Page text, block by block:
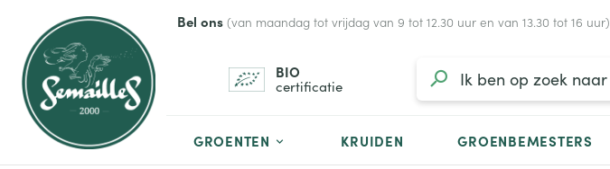
Bel ons (van maandag tot vrijdag van 9 tot 12.30 uur en van 13.30 tot 16 uur)
BIO
certificatie
GROENTEN KRUIDEN GROENBEMESTERS